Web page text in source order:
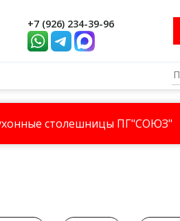
+7 (926) 234-39-96
столешницы ПГ"СОЮЗ"